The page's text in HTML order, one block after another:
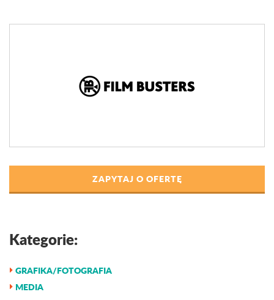
ZAPYTAJ O OFERTĘ
Kategorie:
GRAFIKA/FOTOGRAFIA
MEDIA